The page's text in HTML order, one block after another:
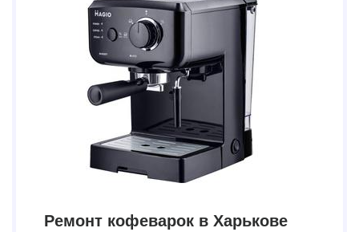
Ремонт кофеварок в Харькове